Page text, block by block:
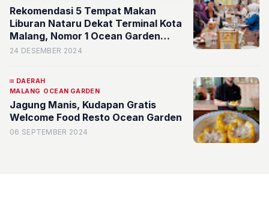
Rekomendasi 5 Tempat Makan
Liburan Nataru Dekat Terminal Kota
Malang, Nomor 1 Ocean Garden
Suhat
24 DESEMBER 2024
DAERAH
MALANG OCEAN GARDEN
Jagung Manis, Kudapan Gratis
Welcome Food Resto Ocean Garden
06 SEPTEMBER 2024